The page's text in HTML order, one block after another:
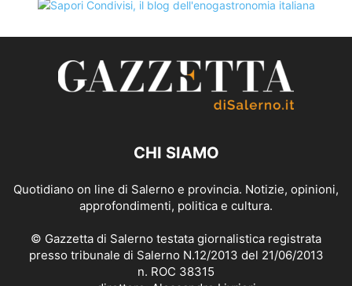
CHI SIAMO
Quotidiano on line di Salerno e provincia. Notizie, opinioni,
approfondimenti, politica e cultura.
© Gazzetta di Salerno testata giornalistica registrata
presso tribunale di Salerno N.12/2013 del 21/06/2013
n. ROC 38315